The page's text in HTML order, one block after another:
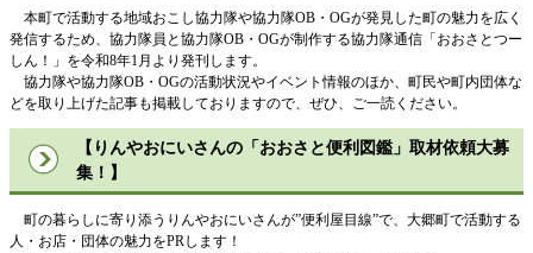
本町で活動する地域おこし協力隊や協力隊OB・OGが発見した町の魅力を広く
発信するため、協力隊員と協力隊OB・OGが制作する協力隊通信「おおさとつー
しん！」を令和8年1月より発刊します。
協力隊や協力隊OB・OGの活動状況やイベント情報のほか、町民や町内団体な
どを取り上げた記事も掲載しておりますので、ぜひ、ご一読ください。
【りんやおにいさんの「おおさと便利図鑑」取材依頼大募
集！】
町の暮らしに寄り添うりんやおにいさんが”便利屋目線”で、大郷町で活動する
人・お店・団体の魅力をPRします！